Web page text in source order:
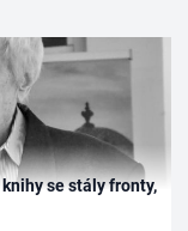
se stály fronty,